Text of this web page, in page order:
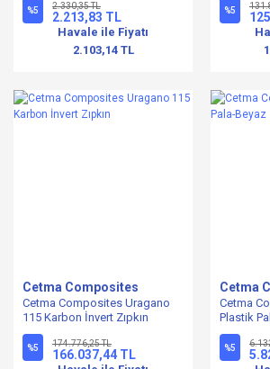
%5 2.330,35 TL
2.213,83 TL
Havale ile Fiyatı
2.103,14 TL
%5
Cetma Composites
Cetma Composites Uragano
115 Karbon İnvert Zıpkın
%5 174.776,25 TL
166.037,44 TL
Cetma
Cetma
Plastik
%5